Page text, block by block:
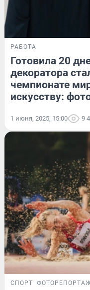
РАБОТА
Готовила 20
декоратора
чемпионате
искусству:
1 июня, 2025, 15:00 9
СПОРТ